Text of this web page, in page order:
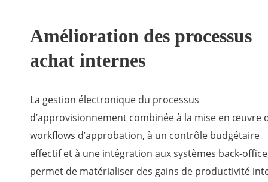
Amélioration des processus
achat internes
La gestion électronique du processus
d’approvisionnement combinée à la mise en œuvre
workflows d’approbation, à un contrôle budgétaire
effectif et à une intégration aux systèmes back-
permet de matérialiser des gains de productivité